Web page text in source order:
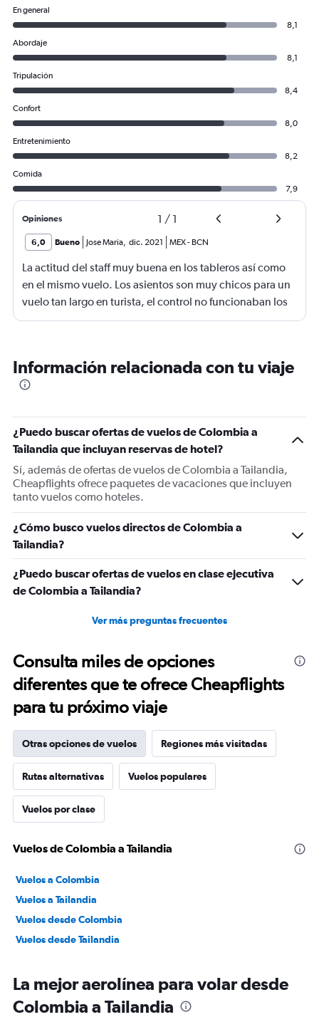
En general
8,1
Abordaje
8,1
Tripulación
8,4
Confort
8,0
Entretenimiento
8,2
Comida
7,9
Opiniones 1 / 1
6,0 Bueno Jose Maria, dic. 2021 MEX- BCN
La actitud del staff muy buena en los tableros así como
en el mismo vuelo. Los asientos son muy chicos para un
vuelo tan largo en turista, el control no funcionaban los
botones del volumen y la pantalla tarda en reaccionar.
varios. Por último el baño perdía líquidos por la zona
inferior.
Información relacionada con tu viaje
¿Puedo buscar ofertas de vuelos de Colombia a
Tailandia que incluyan reservas de hotel?
Sí, además de ofertas de vuelos de Colombia a Tailandia,
Cheapflights ofrece paquetes de vacaciones que incluyen
tanto vuelos como hoteles.
¿Cómo busco vuelos directos de Colombia a
Tailandia?
¿Puedo buscar ofertas de vuelos en clase ejecutiva
de Colombia a Tailandia?
Ver más preguntas frecuentes
Consulta miles de opciones
diferentes que te ofrece Cheapflights
para tu próximo viaje
Otras opciones de vuelos Regiones más visitadas
Rutas alternativas Vuelos populares
Vuelos por clase
Vuelos de Colombia a Tailandia
Vuelos a Colombia
Vuelos a Tailandia
Vuelos desde Colombia
Vuelos desde Tailandia
La mejor aerolínea para volar desde
Colombia a Tailandia